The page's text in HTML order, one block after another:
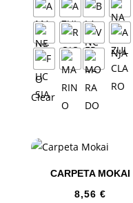
Clear
CARPETA MOKAI
8,56 €